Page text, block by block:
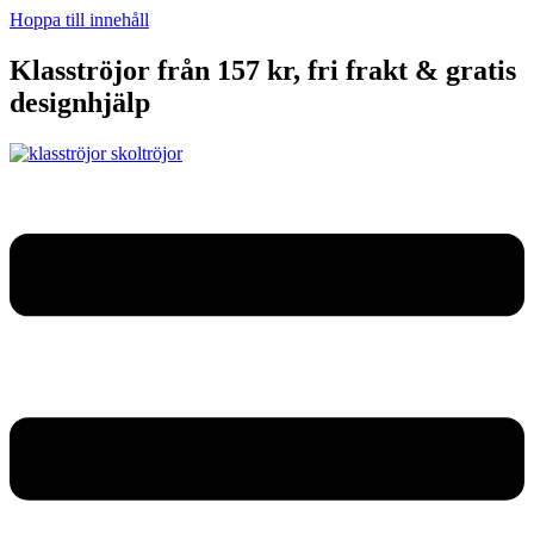
Hoppa till innehåll
Klasströjor från 157 kr, fri frakt & gratis
designhjälp